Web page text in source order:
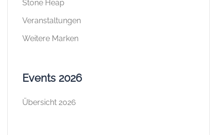
Stone Heap
Veranstaltungen
Weitere Marken
Events 2026
Übersicht 2026